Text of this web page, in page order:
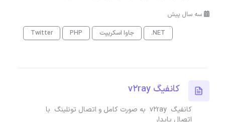
سه سال پیش
.NET
جاوا اسکریپت PHP
Twitter
کانفیگ v2ray
کانفیگ v2ray به صورت کامل و اتصال تونلینگ با